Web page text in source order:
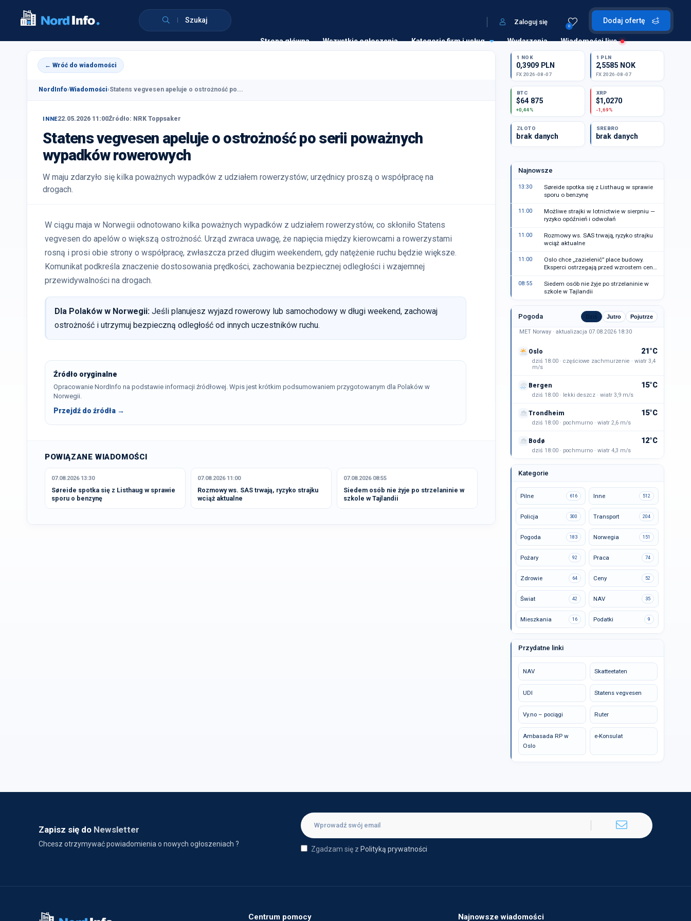
Szukaj Dodaj ofertę
0
Zaloguj się
Strona główna Wszystkie ogłoszenia Kategorie firm i usług Wydarzenia Wiadomości live
← Wróć do wiadomości
NordInfo›Wiadomości›Statens vegvesen apeluje o ostrożność po...
INNE22.05.2026 11:00Źródło: NRK Toppsaker
Statens vegvesen apeluje o ostrożność po serii poważnych
wypadków rowerowych
W maju zdarzyło się kilka poważnych wypadków z udziałem rowerzystów; urzędnicy proszą o współpracę na
drogach.
W ciągu maja w Norwegii odnotowano kilka poważnych wypadków z udziałem rowerzystów, co skłoniło Statens
vegvesen do apelów o większą ostrożność. Urząd zwraca uwagę, że napięcia między kierowcami a rowerzystami
rosną i prosi obie strony o współpracę, zwłaszcza przed długim weekendem, gdy natężenie ruchu będzie większe.
Komunikat podkreśla znaczenie dostosowania prędkości, zachowania bezpiecznej odległości i wzajemnej
przewidywalności na drogach.
Dla Polaków w Norwegii: Jeśli planujesz wyjazd rowerowy lub samochodowy w długi weekend, zachowaj
ostrożność i utrzymuj bezpieczną odległość od innych uczestników ruchu.
Źródło oryginalne
Opracowanie NordInfo na podstawie informacji źródłowej. Wpis jest krótkim podsumowaniem przygotowanym dla Polaków w
Norwegii.
Przejdź do źródła →
POWIĄZANE WIADOMOŚCI
07.08.2026 13:30
Søreide spotka się z Listhaug w sprawie
sporu o benzynę
07.08.2026 11:00
Rozmowy ws. SAS trwają, ryzyko strajku
wciąż aktualne
07.08.2026 08:55
Siedem osób nie żyje po strzelaninie w
szkole w Tajlandii
1 NOK
0,3909 PLN
FX 2026-08-07
1 PLN
2,5585 NOK
FX 2026-08-07
BTC
$64 875
+0,44%
XRP
$1,0270
-1,69%
ZŁOTO
brak danych
SREBRO
brak danych
Najnowsze
13:30
Søreide spotka się z Listhaug w sprawie
sporu o benzynę
11:00
Możliwe strajki w lotnictwie w sierpniu —
ryzyko opóźnień i odwołań
11:00
Rozmowy ws. SAS trwają, ryzyko strajku
wciąż aktualne
11:00
Oslo chce „zazielenić” place budowy.
Eksperci ostrzegają przed wzrostem cen
08:55
Siedem osób nie żyje po strzelaninie w
szkole w Tajlandii
Pogoda Dziś Jutro Pojutrze
MET Norway · aktualizacja 07.08.2026 18:30
Oslo 21°C
dziś 18:00 · częściowe zachmurzenie · wiatr 3,4
m/s
Bergen 15°C
dziś 18:00 · lekki deszcz · wiatr 3,9 m/s
Trondheim 15°C
dziś 18:00 · pochmurno · wiatr 2,6 m/s
Bodø 12°C
dziś 18:00 · pochmurno · wiatr 4,3 m/s
Kategorie
Pilne 616 Inne 512
Policja 300 Transport 204
Pogoda 183 Norwegia 151
Pożary 92 Praca 74
Zdrowie 64 Ceny 52
Świat 42 NAV 35
Mieszkania 16 Podatki 9
Przydatne linki
NAV Skatteetaten
UDI Statens vegvesen
Vy.no – pociągi Ruter
Ambasada RP w
Oslo
e-Konsulat
Zapisz się do Newsletter
Chcesz otrzymywać powiadomienia o nowych ogłoszeniach ?
Zgadzam się z Polityką prywatności
Centrum pomocy Najnowsze wiadomości